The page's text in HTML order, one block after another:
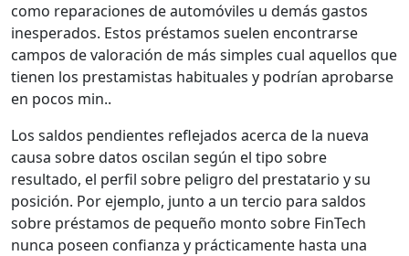
como reparaciones de automóviles u demás gastos
inesperados. Estos préstamos suelen encontrarse
campos de valoración de más simples cual aquellos que
tienen los prestamistas habituales y podrían aprobarse
en pocos min..
Los saldos pendientes reflejados acerca de la nueva
causa sobre datos oscilan según el tipo sobre
resultado, el perfil sobre peligro del prestatario y su
posición. Por ejemplo, junto a un tercio para saldos
sobre préstamos de pequeño monto sobre FinTech
nunca poseen confianza y prácticamente hasta una